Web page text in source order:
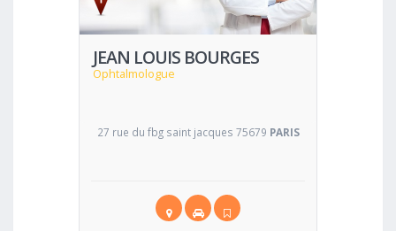
JEAN LOUIS BOURGES
Ophtalmologue
27 rue du fbg saint jacques 75679 PARIS